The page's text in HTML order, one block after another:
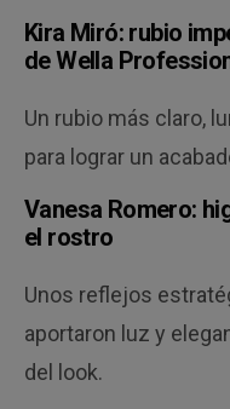
Kira Miró: rubio
de Wella
Un rubio más claro,
para lograr un
Vanesa Romero:
el rostro
Unos reflejos
aportaron luz y
del look.